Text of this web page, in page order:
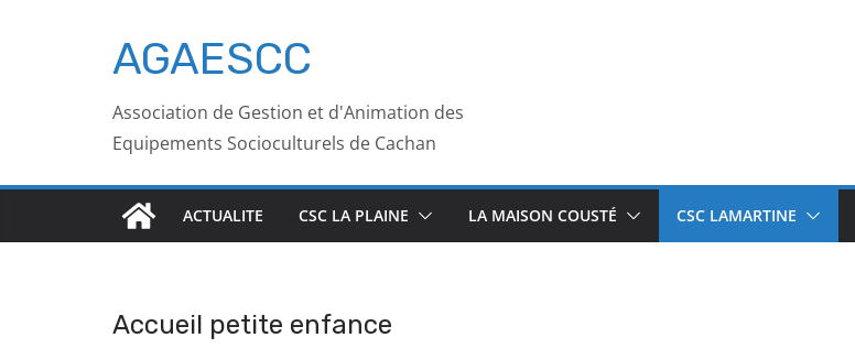
AGAESCC
Association de Gestion et d'Animation des
Equipements Socioculturels de Cachan
ACTUALITE CSC LA PLAINE LA MAISON COUSTÉ CSC LAMARTINE
Accueil petite enfance